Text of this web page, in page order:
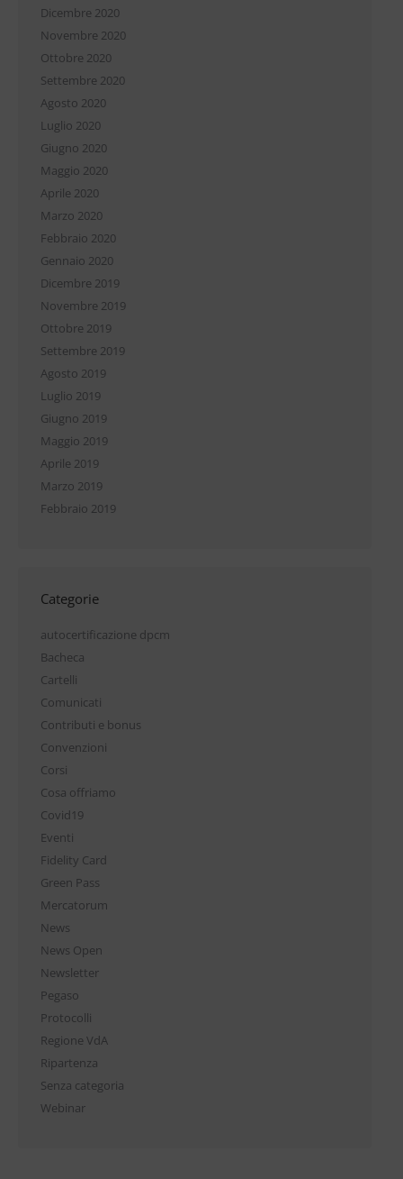
Dicembre 2020
Novembre 2020
Ottobre 2020
Settembre 2020
Agosto 2020
Luglio 2020
Giugno 2020
Maggio 2020
Aprile 2020
Marzo 2020
Febbraio 2020
Gennaio 2020
Dicembre 2019
Novembre 2019
Ottobre 2019
Settembre 2019
Agosto 2019
Luglio 2019
Giugno 2019
Maggio 2019
Aprile 2019
Marzo 2019
Febbraio 2019
Categorie
autocertificazione dpcm
Bacheca
Cartelli
Comunicati
Contributi e bonus
Convenzioni
Corsi
Cosa offriamo
Covid19
Eventi
Fidelity Card
Green Pass
Mercatorum
News
News Open
Newsletter
Pegaso
Protocolli
Regione VdA
Ripartenza
Senza categoria
Webinar